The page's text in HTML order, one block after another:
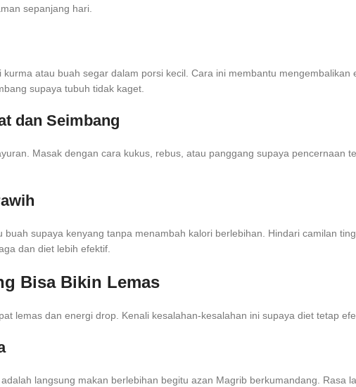
sepanjang hari.
atau buah segar dalam porsi kecil. Cara ini membantu
supaya tubuh tidak kaget.
dan Seimbang
Masak dengan cara kukus, rebus, atau panggang supaya pencernaan
supaya kenyang tanpa menambah kalori berlebihan. Hindari camilan
dan diet lebih efektif.
Bisa Bikin Lemas
lemas dan energi drop. Kenali kesalahan-kesalahan ini supaya diet tetap
langsung makan berlebihan begitu azan Magrib berkumandang. Rasa